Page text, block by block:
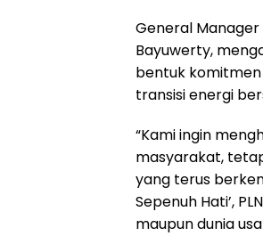
General Manager
Bayuwerty,
bentuk
transisi energi
“Kami ingin
masyarakat,
yang terus
Sepenuh Hati’,
maupun dunia